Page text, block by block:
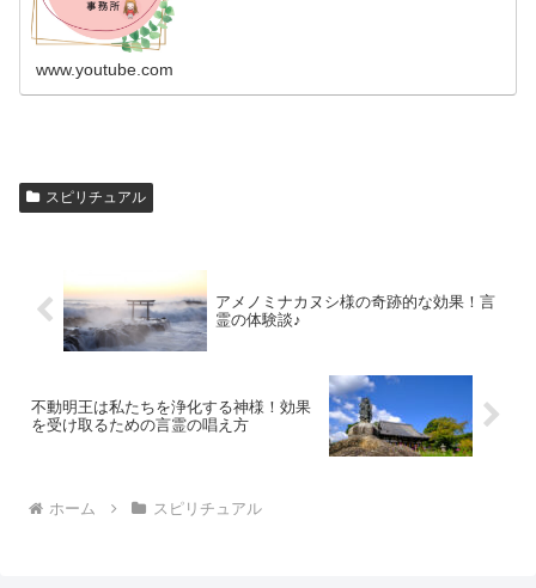
www.youtube.com
スピリチュアル
アメノミナカヌシ様の奇跡的な効果！言
霊の体験談♪
不動明王は私たちを浄化する神様！効果
を受け取るための言霊の唱え方
ホーム スピリチュアル